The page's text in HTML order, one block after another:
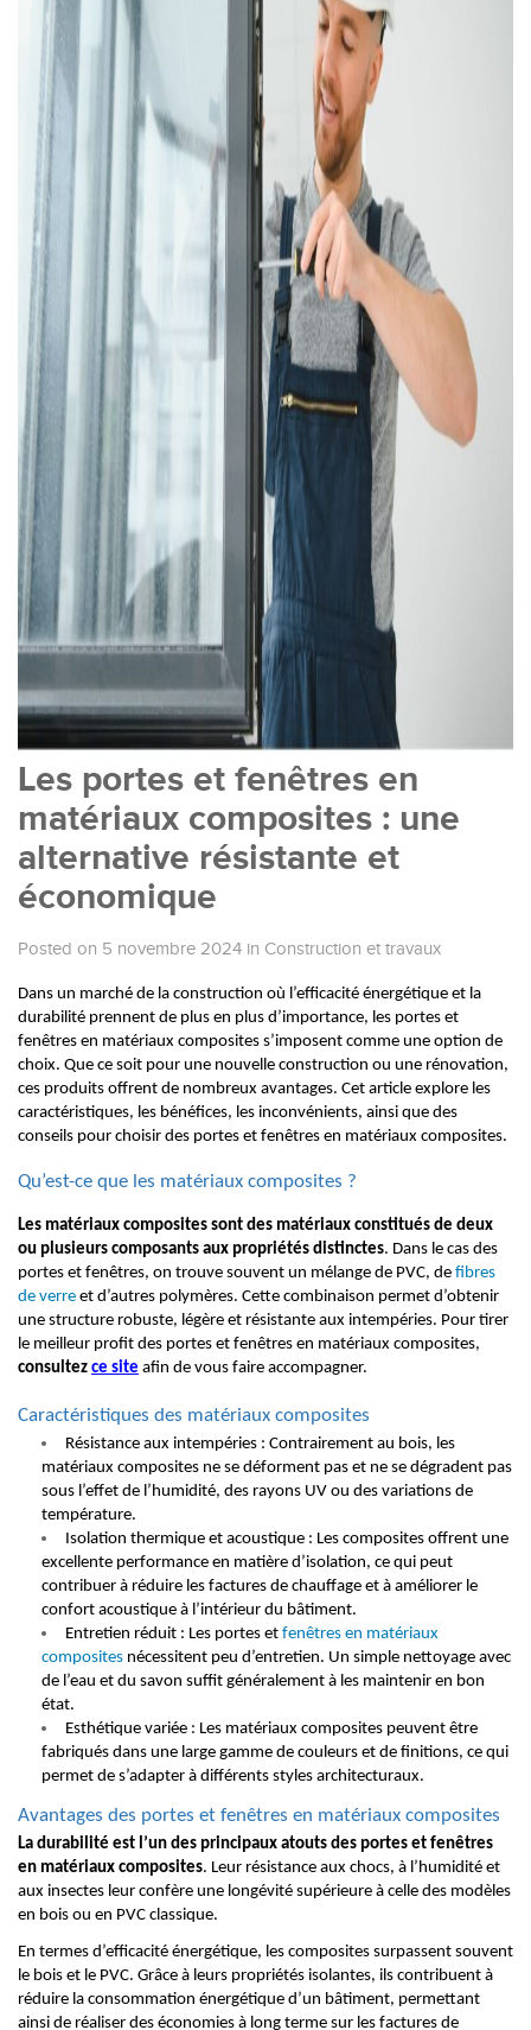
Les portes et fenêtres en
matériaux composites : une
alternative résistante et
économique
Posted on 5 novembre 2024 in Construction et travaux
Dans un marché de la construction où l’efficacité énergétique et la
durabilité prennent de plus en plus d’importance, les portes et
fenêtres en matériaux composites s’imposent comme une option de
choix. Que ce soit pour une nouvelle construction ou une rénovation,
ces produits offrent de nombreux avantages. Cet article explore les
caractéristiques, les bénéfices, les inconvénients, ainsi que des
conseils pour choisir des portes et fenêtres en matériaux composites.
Qu’est-ce que les matériaux composites ?
Les matériaux composites sont des matériaux constitués de deux
ou plusieurs composants aux propriétés distinctes. Dans le cas des
portes et fenêtres, on trouve souvent un mélange de PVC, de fibres
de verre et d’autres polymères. Cette combinaison permet d’obtenir
une structure robuste, légère et résistante aux intempéries. Pour tirer
le meilleur profit des portes et fenêtres en matériaux composites,
consultez ce site afin de vous faire accompagner.
Caractéristiques des matériaux composites
Résistance aux intempéries : Contrairement au bois, les
matériaux composites ne se déforment pas et ne se dégradent pas
sous l’effet de l’humidité, des rayons UV ou des variations de
température.
Isolation thermique et acoustique : Les composites offrent une
excellente performance en matière d’isolation, ce qui peut
contribuer à réduire les factures de chauffage et à améliorer le
confort acoustique à l’intérieur du bâtiment.
Entretien réduit : Les portes et fenêtres en matériaux
composites nécessitent peu d’entretien. Un simple nettoyage avec
de l’eau et du savon suffit généralement à les maintenir en bon
état.
Esthétique variée : Les matériaux composites peuvent être
fabriqués dans une large gamme de couleurs et de finitions, ce qui
permet de s’adapter à différents styles architecturaux.
Avantages des portes et fenêtres en matériaux composites
La durabilité est l’un des principaux atouts des portes et fenêtres
en matériaux composites. Leur résistance aux chocs, à l’humidité et
aux insectes leur confère une longévité supérieure à celle des modèles
en bois ou en PVC classique.
En termes d’efficacité énergétique, les composites surpassent souvent
le bois et le PVC. Grâce à leurs propriétés isolantes, ils contribuent à
réduire la consommation énergétique d’un bâtiment, permettant
ainsi de réaliser des économies à long terme sur les factures de